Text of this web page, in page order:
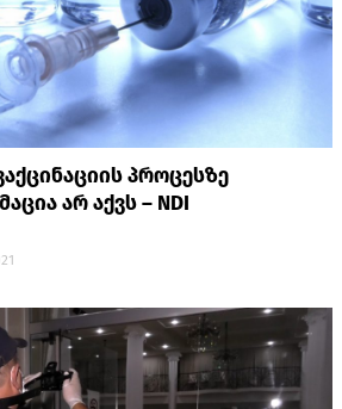
პროცესზე
არ აქვს – NDI